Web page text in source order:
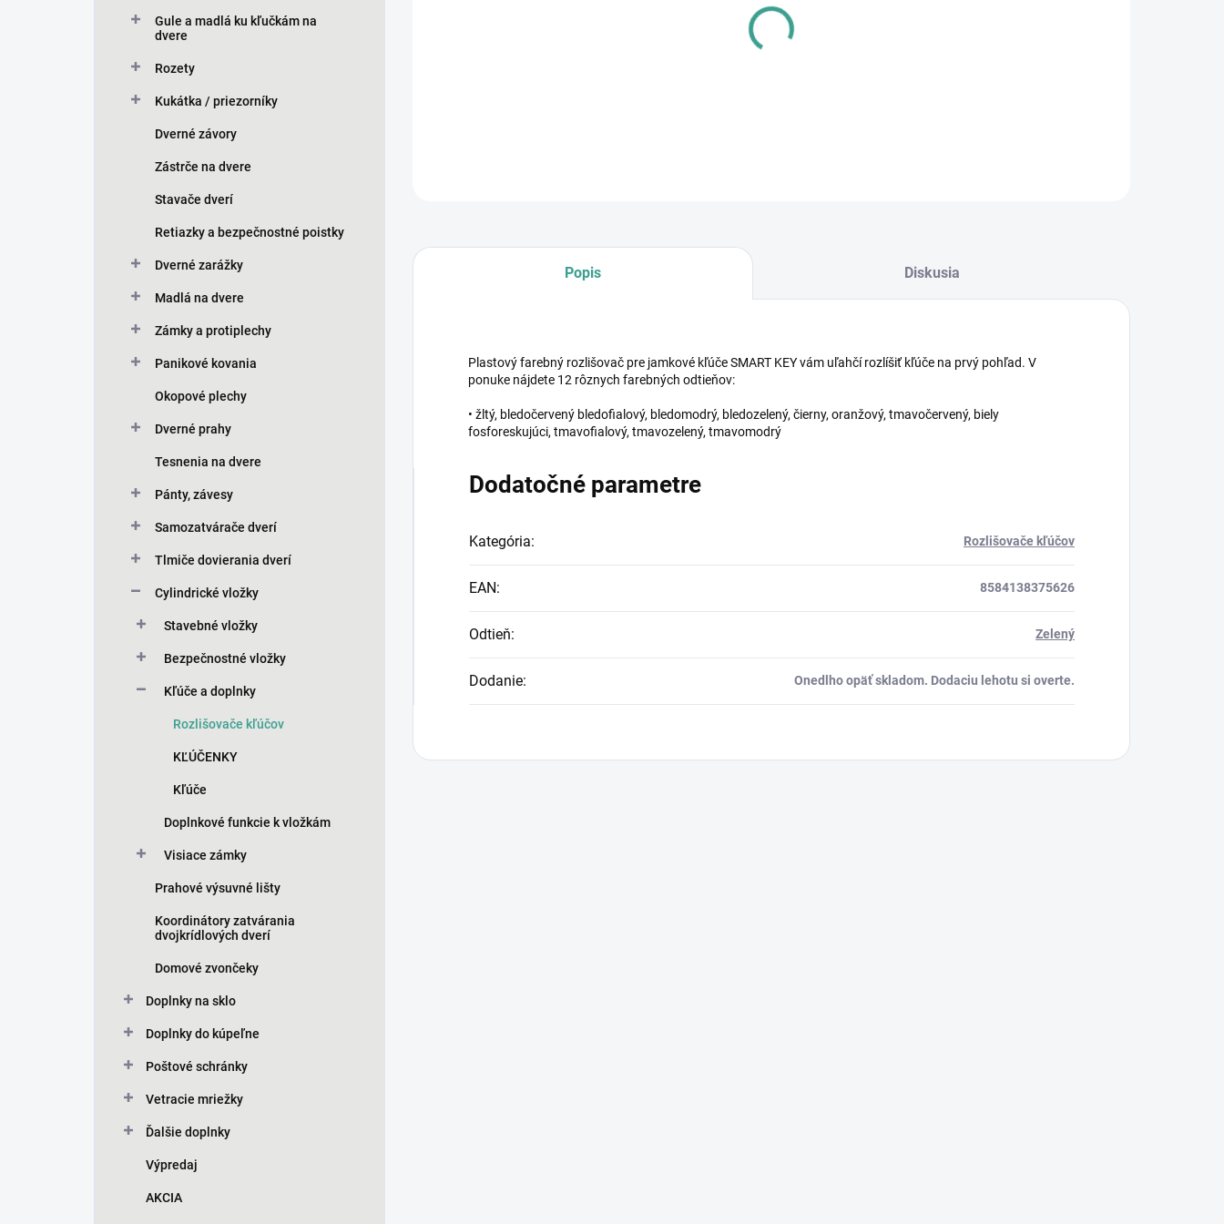
Gule a madlá ku kľučkám na
dvere
Rozety
Kukátka / priezorníky
Dverné závory
Zástrče na dvere
Stavače dverí
Retiazky a bezpečnostné poistky
Dverné zarážky
Madlá na dvere
Zámky a protiplechy
Panikové kovania
Okopové plechy
Dverné prahy
Tesnenia na dvere
Pánty, závesy
Samozatvárače dverí
Tlmiče dovierania dverí
Cylindrické vložky
Stavebné vložky
Bezpečnostné vložky
Kľúče a doplnky
Rozlišovače kľúčov
KĽÚČENKY
Kľúče
Doplnkové funkcie k vložkám
Visiace zámky
Prahové výsuvné lišty
Koordinátory zatvárania
dvojkrídlových dverí
Domové zvončeky
Doplnky na sklo
Doplnky do kúpeľne
Poštové schránky
Vetracie mriežky
Ďalšie doplnky
Výpredaj
AKCIA
Popis Diskusia
Plastový farebný rozlišovač pre jamkové kľúče SMART KEY vám uľahčí rozlíšiť kľúče na prvý pohľad. V
ponuke nájdete 12 rôznych farebných odtieňov:
• žltý, bledočervený bledofialový, bledomodrý, bledozelený, čierny, oranžový, tmavočervený, biely
fosforeskujúci, tmavofialový, tmavozelený, tmavomodrý
Dodatočné parametre
Kategória: Rozlišovače kľúčov
EAN: 8584138375626
Odtieň: Zelený
Dodanie: Onedlho opäť skladom. Dodaciu lehotu si overte.